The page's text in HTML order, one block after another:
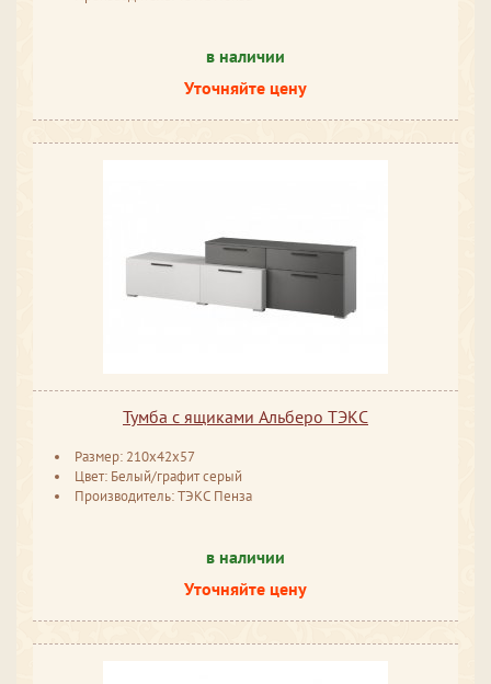
в наличии
Уточняйте цену
Тумба с ящиками Альберо ТЭКС
Размер: 210x42x57
Цвет: Белый/графит серый
Производитель: ТЭКС Пенза
в наличии
Уточняйте цену